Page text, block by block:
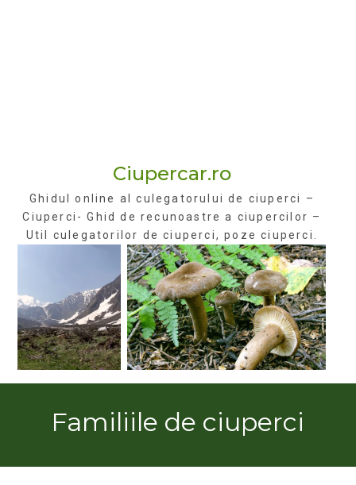
Ciupercar.ro
Ghidul online al culegatorului de ciuperci –
Ciuperci- Ghid de recunoastre a ciupercilor –
Util culegatorilor de ciuperci, poze ciuperci.
Familiile de ciuperci